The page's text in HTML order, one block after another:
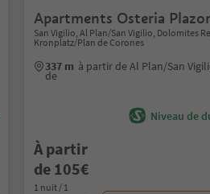
Apartments Osteria
San Vigilio, Al Plan/San Vigilio, Dolomites
Kronplatz/Plan de Corones
337 m à partir de Al Plan/San
de
Niveau de
À partir
de 105€
1 nuit / 1